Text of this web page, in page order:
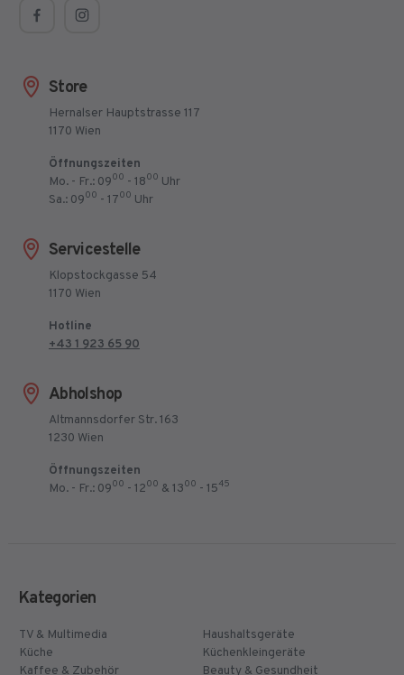
Store
Hernalser Hauptstrasse 117
1170 Wien
Öffnungszeiten
Mo. - Fr.: 0900 - 1800 Uhr
Sa.: 0900 - 1700 Uhr
Servicestelle
Klopstockgasse 54
1170 Wien
Hotline
+43 1 923 65 90
Abholshop
Altmannsdorfer Str. 163
1230 Wien
Öffnungszeiten
Mo. - Fr.: 0900 - 1200 & 1300 - 1545
Kategorien
TV & Multimedia
Haushaltsgeräte
Küche
Küchenkleingeräte
Kaffee & Zubehör
Beauty & Gesundheit